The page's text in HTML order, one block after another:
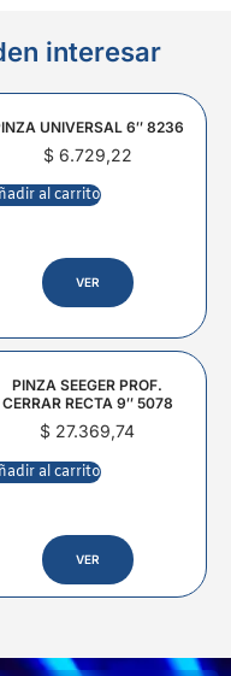
interesar
UNIVERSAL 6″ 8236
$6.729,22
al carrito
VER
PINZA SEEGER PROF.
CERRAR RECTA 9″ 5078
$ 27.369,74
al carrito
VER